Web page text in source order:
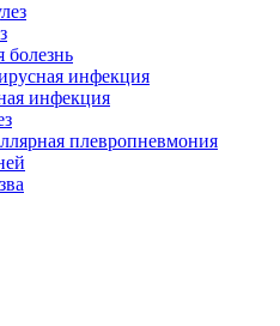
болезнь
инфекция
инфекция
плевропневмония